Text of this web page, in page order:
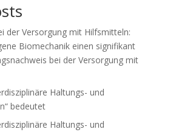
der Versorgung mit Hilfsmitteln:
Biomechanik einen signifikant
bei der Versorgung mit
Haltungs- und
bedeutet
Haltungs- und